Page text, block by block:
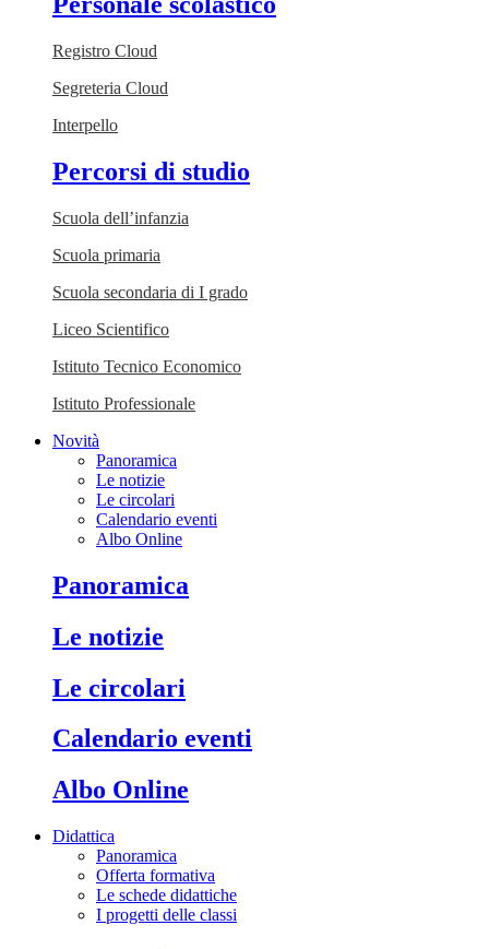
Registro Cloud
Segreteria Cloud
Interpello
Percorsi di studio
Scuola dell’infanzia
Scuola primaria
Scuola secondaria di I grado
Liceo Scientifico
Istituto Tecnico Economico
Istituto Professionale
Novità
Panoramica
Le notizie
Le circolari
Calendario eventi
Albo Online
Panoramica
Le notizie
Le circolari
Calendario eventi
Albo Online
Didattica
Panoramica
Offerta formativa
Le schede didattiche
I progetti delle classi